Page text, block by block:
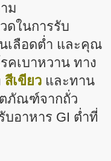
ม
ดในการรับ
เลือดต่ำ และคุณ
คเบาหวาน ทาง
สีเขียว และทาน
ตภัณฑ์จากถั่ว
บอาหาร GI ต่ำที่